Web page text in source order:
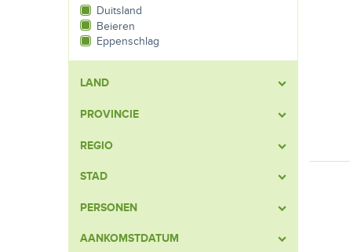
Duitsland
Beieren
Eppenschlag
LAND
PROVINCIE
REGIO
STAD
PERSONEN
AANKOMSTDATUM